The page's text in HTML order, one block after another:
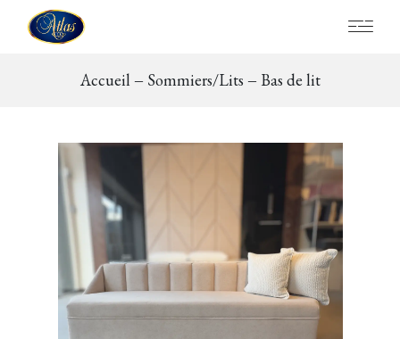
Accueil Sommiers/Lits Bas de lit